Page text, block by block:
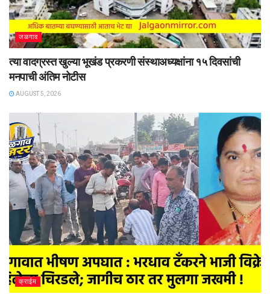
जळगाव
त्या वादग्रस्त खुल्या भूखंड प्रकरणी संस्थाअध्यक्षांना १५ दिवसांची
मनपाची अंतिम नोटीस
AUGUST 5, 2026
क्राईम